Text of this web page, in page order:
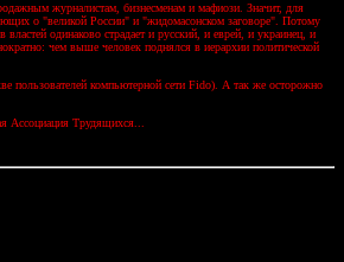
журналистам, бизнесменам и мафиози. Значит, для
о "великой России" и "жидомасонском заговоре". Потому
одинаково страдает и русский, и еврей, и украинец, и
чем выше человек поднялся в иерархии политической
пользователей компьютерной сети Fido). А так же осторожно
Ассоциация Трудящихся...